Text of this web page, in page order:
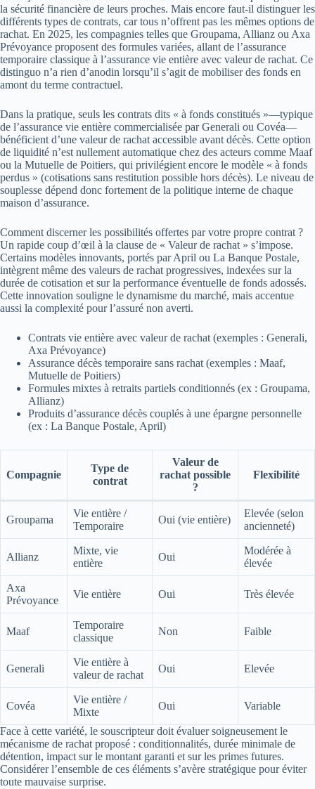
la sécurité financière de leurs proches. Mais encore faut-il distinguer les
différents types de contrats, car tous n’offrent pas les mêmes options de
rachat. En 2025, les compagnies telles que Groupama, Allianz ou Axa
Prévoyance proposent des formules variées, allant de l’assurance
temporaire classique à l’assurance vie entière avec valeur de rachat. Ce
distinguo n’a rien d’anodin lorsqu’il s’agit de mobiliser des fonds en
amont du terme contractuel.
Dans la pratique, seuls les contrats dits « à fonds constitués »—typique
de l’assurance vie entière commercialisée par Generali ou Covéa—
bénéficient d’une valeur de rachat accessible avant décès. Cette option
de liquidité n’est nullement automatique chez des acteurs comme Maaf
ou la Mutuelle de Poitiers, qui privilégient encore le modèle « à fonds
perdus » (cotisations sans restitution possible hors décès). Le niveau de
souplesse dépend donc fortement de la politique interne de chaque
maison d’assurance.
Comment discerner les possibilités offertes par votre propre contrat ?
Un rapide coup d’œil à la clause de « Valeur de rachat » s’impose.
Certains modèles innovants, portés par April ou La Banque Postale,
intègrent même des valeurs de rachat progressives, indexées sur la
durée de cotisation et sur la performance éventuelle de fonds adossés.
Cette innovation souligne le dynamisme du marché, mais accentue
aussi la complexité pour l’assuré non averti.
Contrats vie entière avec valeur de rachat (exemples : Generali,
Axa Prévoyance)
Assurance décès temporaire sans rachat (exemples : Maaf,
Mutuelle de Poitiers)
Formules mixtes à retraits partiels conditionnés (ex : Groupama,
Allianz)
Produits d’assurance décès couplés à une épargne personnelle
(ex : La Banque Postale, April)
Compagnie
Type de
contrat
Valeur de
rachat possible
?
Flexibilité
Groupama
Vie entière /
Temporaire
Oui (vie entière)
Elevée (selon
ancienneté)
Allianz
Mixte, vie
entière
Oui
Modérée à
élevée
Axa
Prévoyance
Vie entière Oui Très élevée
Maaf
Temporaire
classique
Non Faible
Generali
Vie entière à
valeur de rachat
Oui Elevée
Covéa
Vie entière /
Mixte
Oui Variable
Face à cette variété, le souscripteur doit évaluer soigneusement le
mécanisme de rachat proposé : conditionnalités, durée minimale de
détention, impact sur le montant garanti et sur les primes futures.
Considérer l’ensemble de ces éléments s’avère stratégique pour éviter
toute mauvaise surprise.